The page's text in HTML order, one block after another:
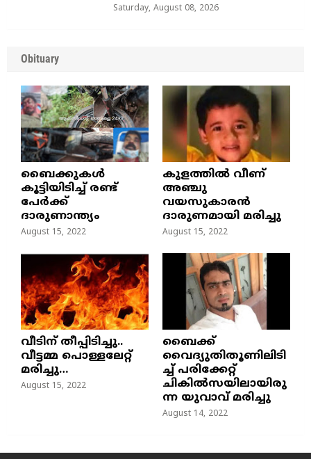
Saturday, August 08, 2026
Obituary
ബൈക്കുകൾ
കൂട്ടിയിടിച്ച് രണ്ട്
പേർക്ക്
ദാരുണാന്ത്യം
August 15, 2022
കുളത്തില്‍ വീണ്
അഞ്ചു
വയസുകാരന്‍
ദാരുണമായി മരിച്ചു
August 15, 2022
വീടിന് തീപ്പിടിച്ചു..
വീട്ടമ്മ പൊള്ളലേറ്റ്
മരിച്ചു…
August 15, 2022
ബൈക്ക്
വൈദ്യുതിതൂണിലിടി
ച്ച്‌ പരിക്കേറ്റ്
ചികില്‍സയിലായിരു
ന്ന യുവാവ് മരിച്ചു
August 14, 2022